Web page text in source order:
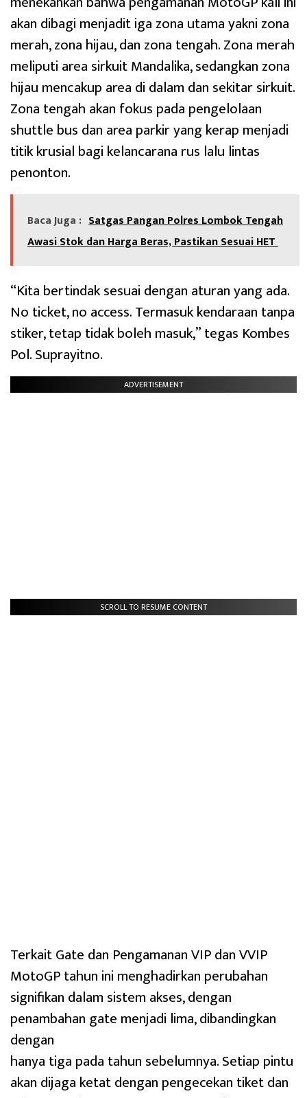
akan dibagi menjadit iga zona utama yakni zona
merah, zona hijau, dan zona tengah. Zona merah
meliputi area sirkuit Mandalika, sedangkan zona
hijau mencakup area di dalam dan sekitar sirkuit.
Zona tengah akan fokus pada pengelolaan
shuttle bus dan area parkir yang kerap menjadi
titik krusial bagi kelancarana rus lalu lintas
penonton.
Baca Juga : Satgas Pangan Polres Lombok Tengah
Awasi Stok dan Harga Beras, Pastikan Sesuai HET
“Kita bertindak sesuai dengan aturan yang ada.
No ticket, no access. Termasuk kendaraan tanpa
stiker, tetap tidak boleh masuk,” tegas Kombes
Pol. Suprayitno.
ADVERTISEMENT
SCROLL TO RESUME CONTENT
Terkait Gate dan Pengamanan VIP dan VVIP
MotoGP tahun ini menghadirkan perubahan
signifikan dalam sistem akses, dengan
penambahan gate menjadi lima, dibandingkan
dengan
hanya tiga pada tahun sebelumnya. Setiap pintu
akan dijaga ketat dengan pengecekan tiket dan